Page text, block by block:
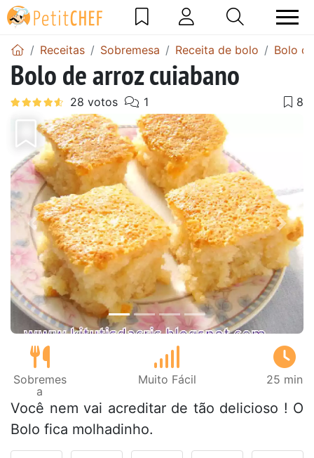
Receitas Sobremesa Receita de bolo Bolo
Bolo de arroz cuiabano
Anterior Next
Sobremes
a
Muito Fácil 25 min
Você nem vai acreditar de tão delicioso ! O
Bolo fica molhadinho.